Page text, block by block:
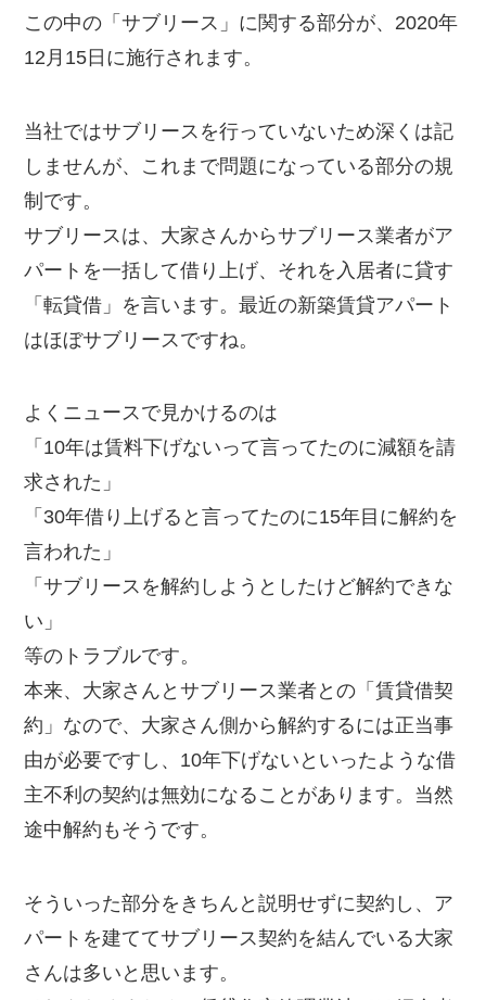
この中の「サブリース」に関する部分が、2020年
12月15日に施行されます。
当社ではサブリースを行っていないため深くは記
しませんが、これまで問題になっている部分の規
制です。
サブリースは、大家さんからサブリース業者がア
パートを一括して借り上げ、それを入居者に貸す
「転貸借」を言います。最近の新築賃貸アパート
はほぼサブリースですね。
よくニュースで見かけるのは
「10年は賃料下げないって言ってたのに減額を請
求された」
「30年借り上げると言ってたのに15年目に解約を
言われた」
「サブリースを解約しようとしたけど解約できな
い」
等のトラブルです。
本来、大家さんとサブリース業者との「賃貸借契
約」なので、大家さん側から解約するには正当事
由が必要ですし、10年下げないといったような借
主不利の契約は無効になることがあります。当然
途中解約もそうです。
そういった部分をきちんと説明せずに契約し、ア
パートを建ててサブリース契約を結んでいる大家
さんは多いと思います。